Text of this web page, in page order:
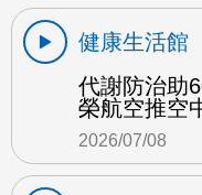
健康生活館
代謝防治助
榮航空推空
2026/07/08